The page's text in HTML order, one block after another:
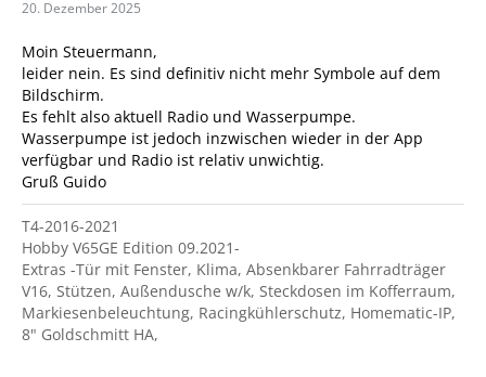
20. Dezember 2025
Moin Steuermann,
leider nein. Es sind definitiv nicht mehr Symbole auf dem
Bildschirm.
Es fehlt also aktuell Radio und Wasserpumpe.
Wasserpumpe ist jedoch inzwischen wieder in der App
verfügbar und Radio ist relativ unwichtig.
Gruß Guido
T4-2016-2021
Hobby V65GE Edition 09.2021-
Extras -Tür mit Fenster, Klima, Absenkbarer Fahrradträger
V16, Stützen, Außendusche w/k, Steckdosen im Kofferraum,
Markiesenbeleuchtung, Racingkühlerschutz, Homematic-IP,
8" Goldschmitt HA,